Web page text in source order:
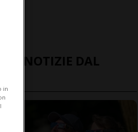
NOTIZIE DAL
in